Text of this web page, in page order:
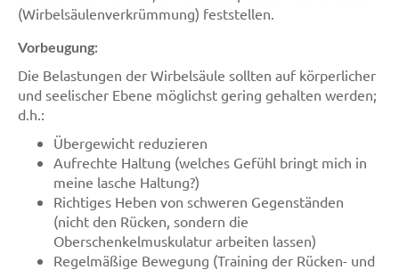
(Wirbelsäulenverkrümmung) feststellen.
Vorbeugung:
Die Belastungen der Wirbelsäule sollten auf körperlicher
und seelischer Ebene möglichst gering gehalten werden;
d.h.:
Übergewicht reduzieren
Aufrechte Haltung (welches Gefühl bringt mich in
meine lasche Haltung?)
Richtiges Heben von schweren Gegenständen
(nicht den Rücken, sondern die
Oberschenkelmuskulatur arbeiten lassen)
Regelmäßige Bewegung (Training der Rücken- und